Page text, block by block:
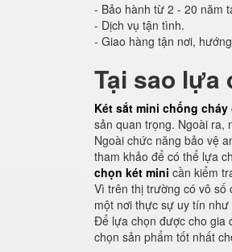
- Bảo hành từ 2 - 20 năm
- Dịch vụ tận tình.
- Giao hàng tận nơi,
Tại sao lựa
Két sắt mini chống cháy
sản quan trọng. Ngoài ra,
Ngoài chức năng bảo vệ
tham khảo để có thể lựa
chọn két mini cần kiểm
Vì trên thị trường có vô số
một nơi thực sự uy tín như
Để lựa chọn được cho gia
chọn sản phẩm tốt nhất